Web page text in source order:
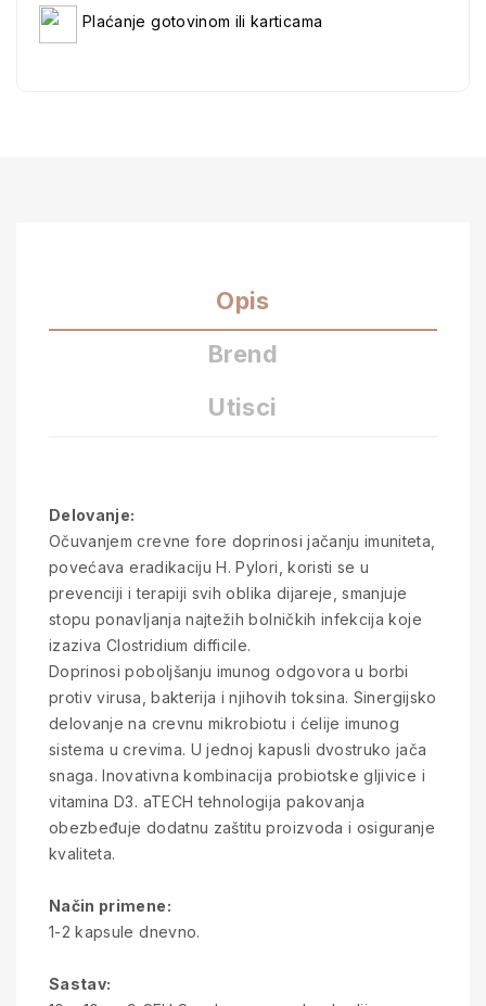
Plaćanje gotovinom ili karticama
Opis
Brend
Utisci
Delovanje:
Očuvanjem crevne fore doprinosi jačanju imuniteta,
povećava eradikaciju H. Pylori, koristi se u
prevenciji i terapiji svih oblika dijareje, smanjuje
stopu ponavljanja najtežih bolničkih infekcija koje
izaziva Clostridium difficile.
Doprinosi poboljšanju imunog odgovora u borbi
protiv virusa, bakterija i njihovih toksina. Sinergijsko
delovanje na crevnu mikrobiotu i ćelije imunog
sistema u crevima. U jednoj kapusli dvostruko jača
snaga. Inovativna kombinacija probiotske gljivice i
vitamina D3. aTECH tehnologija pakovanja
obezbeđuje dodatnu zaštitu proizvoda i osiguranje
kvaliteta.
Način primene:
1-2 kapsule dnevno.
Sastav: